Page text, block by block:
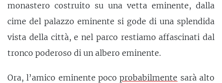
monastero costruito su una vetta eminente, dalla
cime del palazzo eminente si gode di una splendida
vista della città, e nel parco restiamo affascinati dal
tronco poderoso di un albero eminente.
Ora, l’amico eminente pocoprobabilmente sarà alto